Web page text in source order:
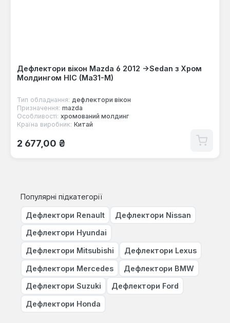
Дефлектори вікон Mazda 6 2012 ->Sedan з Хром
Молдингом HIC (Ma31-M)
Тип обладнання: дефлектори вікон
Призначення: mazda
Особливості: хромований молдинг
Країна виробник: Китай
Звичайна ціна:
2 677,00 ₴
Популярні підкатегорії
Дефлектори Renault Дефлектори Nissan
Дефлектори Hyundai
Дефлектори Mitsubishi Дефлектори Lexus
Дефлектори Mercedes Дефлектори BMW
Дефлектори Suzuki Дефлектори Ford
Дефлектори Honda